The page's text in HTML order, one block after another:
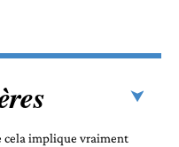
cela implique vraiment